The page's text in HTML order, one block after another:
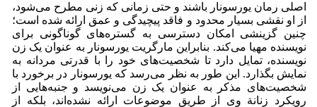
اصلی رمان یورسونار باشند و حتی زمانی که زنی مطرح می‌شود،
از او نقشی بسیار محدود و فاقد پیچیدگی و عمق ارائه شده است؛
چنین گزینشی امکان دسترسی به گستره‌های گوناگونی برای
نویسنده مهیا می‌کند. بنابراین مارگریت یورسونار به عنوان یک زن
نویسنده، تمایل دارد تا شخصیت‌های خود را با قدرتی مردانه به
نمایش بگذارد. این طور به نظر می‌رسد که یورسونار در برخورد با
شخصیت‌های مذکر به عنوان یک زن می‌نویسد و جنبه‌هایی از
رویکرد زنانة وی از طریق موضوعات ارائه نشده‌اند، بلکه از